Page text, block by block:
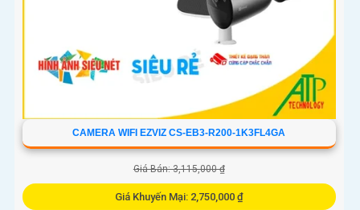
CAMERA WIFI EZVIZ CS-EB3-R200-1K3FL4GA
Giá Bán: 3,115,000 ₫
Giá Khuyến Mại: 2,750,000 ₫